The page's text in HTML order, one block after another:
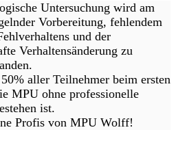
Untersuchung wird am
Vorbereitung, fehlendem
und der
Verhaltensänderung zu
aller Teilnehmer beim ersten
MPU ohne professionelle
ist.
Profis von MPU Wolff!